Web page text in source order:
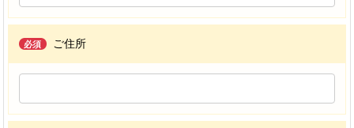
必須 ご住所